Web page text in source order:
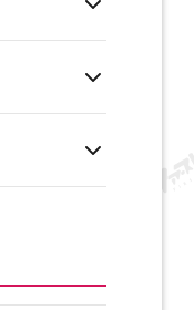
zadať svoje
informácie o